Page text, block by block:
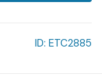
ID: ETC2885